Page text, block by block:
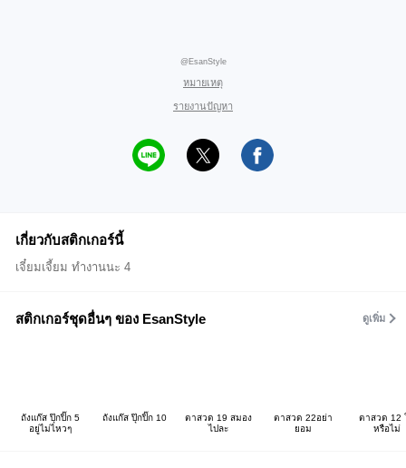
@EsanStyle
หมายเหตุ
รายงานปัญหา
เกี่ยวกับสติกเกอร์นี้
เจี๋ยมเจี้ยม ทำงานนะ 4
สติกเกอร์ชุดอื่นๆ ของ EsanStyle ดูเพิ่ม
ถังแก๊ส ปุ๊กปิ๊ก 5
อยู่ไม่ไหวๆ
ถังแก๊ส ปุ๊กปิ๊ก 10
ตาสวด 19 สมอง
ไปละ
ตาสวด 22อย่า
ยอม
ตาสวด 12
หรือไม่